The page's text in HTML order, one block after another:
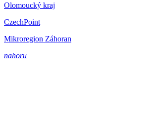
Olomoucký kraj
CzechPoint
Mikroregion Záhoran
nahoru